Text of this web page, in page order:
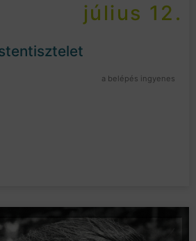
július 12.
a belépés ingyenes